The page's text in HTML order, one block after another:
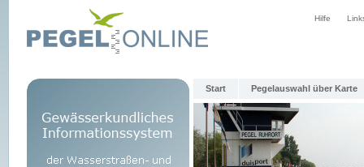
Hilfe
Start Pegelauswahl über Karte